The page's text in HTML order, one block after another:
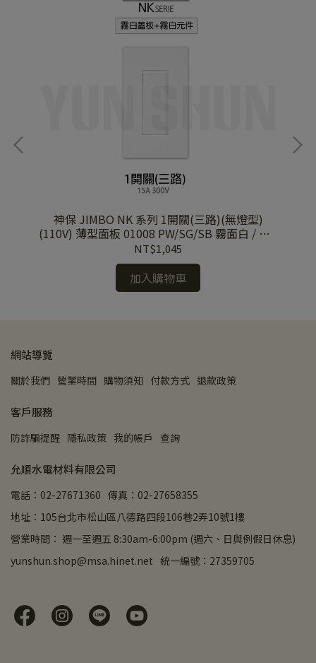
神保 JIMBO NK 系列 1開關(三路)(無燈型)
(110V) 薄型面板 01008 PW/SG/SB 霧面白 / 灰 /
黑蓋板
NT$1,045
加入購物車
網站導覽
關於我們 營業時間 購物須知 付款方式 退款政策
客戶服務
防詐騙提醒 隱私政策 我的帳戶 查詢
允順水電材料有限公司
電話：02-27671360 傳真：02-27658355
地址：105台北市松山區八德路四段106巷2弄10號1樓
營業時間： 週一至週五 8:30am-6:00pm (週六、日與例假日休息)
yunshun.shop@msa.hinet.net 統一編號：27359705